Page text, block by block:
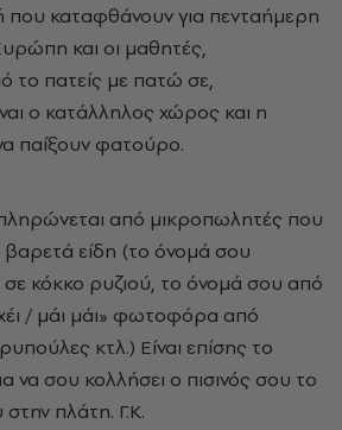
που καταφθάνουν για πενταήμερη
και οι μαθητές,
το πατείς με πατώ σε,
ο κατάλληλος χώρος και η
παίξουν φατούρο.
από μικροπωλητές που
είδη (το όνομά σου
σε κόκκο ρυζιού, το όνομά σου από
/ μάι μάι» φωτοφόρα από
κτλ.) Eίναι επίσης το
να σου κολλήσει ο πισινός σου το
πλάτη. Γ.K.